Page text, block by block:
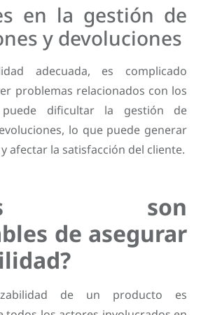
en la gestión de
y devoluciones
adecuada, es complicado
problemas relacionados con los
puede dificultar la gestión de
lo que puede generar
afectar la satisfacción del cliente.
son
de asegurar
de un producto es